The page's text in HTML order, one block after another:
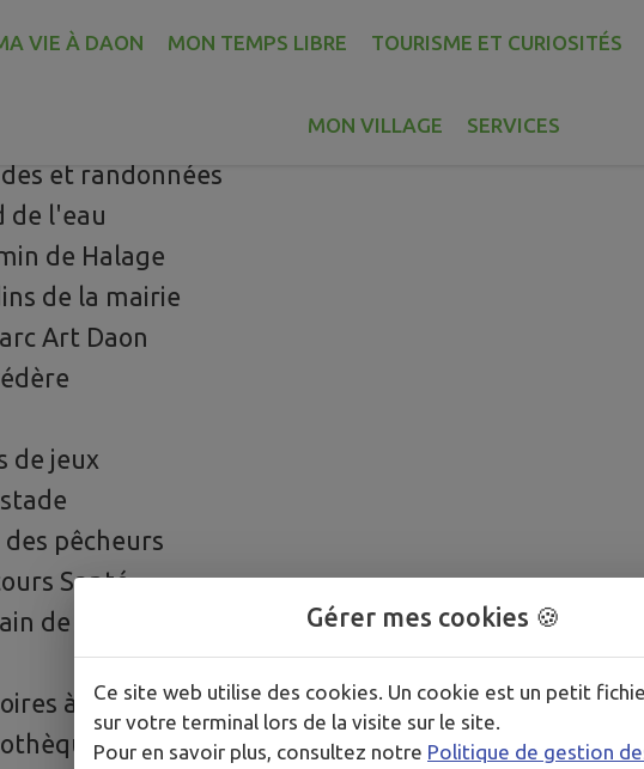
de page
VIE À DAON MON TEMPS LIBRE TOURISME ET CURIOSITÉS
MON VILLAGE SERVICES
et randonnées
de l'eau
de Halage
de la mairie
Art Daon
de jeux
des pêcheurs
Santé
de basket 3X3
à livres
Gérer mes cookies 🍪
Ce site web utilise des cookies. Un cookie est un petit
sur votre terminal lors de la visite sur le site.
Pour en savoir plus, consultez notre Politique de gestion